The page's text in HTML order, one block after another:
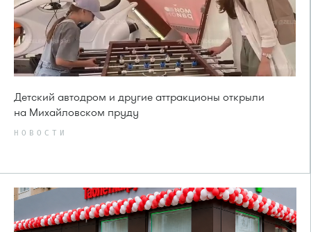
Детский автодром и другие аттракционы открыли
на Михайловском пруду
НОВОСТИ